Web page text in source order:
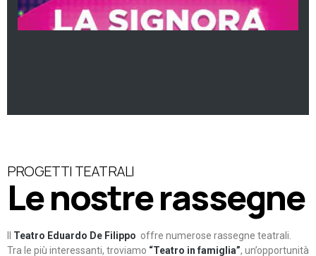
PROGETTI TEATRALI
Le nostre rassegne
Teatro Eduardo De Filippo offre numerose rassegne teatrali.
Tra le più interessanti, troviamo “Teatro in famiglia”, un’opportunità